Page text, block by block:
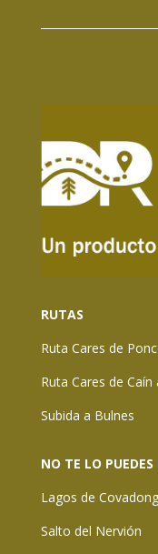
RUTAS
Ruta Cares de
Ruta Cares de
Subida a Bulnes
NO TE LO PUEDES
Lagos de
Salto del Nervión